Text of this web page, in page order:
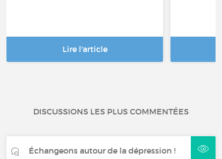
Lire l'article
DISCUSSIONS LES PLUS COMMENTÉES
Échangeons autour de la dépression !